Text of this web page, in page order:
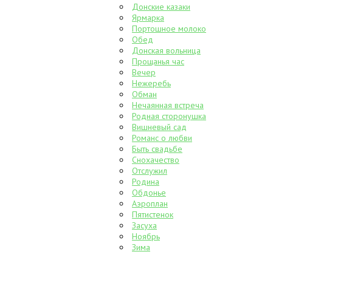
Донские казаки
Ярмарка
Портошное молоко
Обед
Донская вольница
Прощанья час
Вечер
Нежеребь
Обман
Нечаянная встреча
Родная сторонушка
Вишневый сад
Романс о любви
Быть свадьбе
Снохачество
Отслужил
Родина
Обдонье
Аэроплан
Пятистенок
Засуха
Ноябрь
Зима